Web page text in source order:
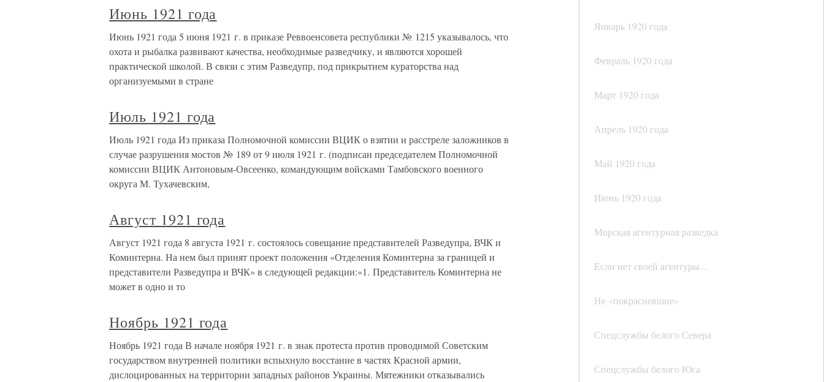
Январь 1920 года
Февраль 1920 года
Март 1920 года
Апрель 1920 года
Май 1920 года
Июнь 1920 года
Морская агентурная разведка
Если нет своей агентуры…
Не «покрасневшие»
Спецслужбы белого Севера
Спецслужбы белого Юга
Июнь 1921 года
Июнь 1921 года 5 июня 1921 г. в приказе Реввоенсовета республики № 1215 указывалось, что
охота и рыбалка развивают качества, необходимые разведчику, и являются хорошей
практической школой. В связи с этим Разведупр, под прикрытием кураторства над
организуемыми в стране
Июль 1921 года
Июль 1921 года Из приказа Полномочной комиссии ВЦИК о взятии и расстреле заложников в
случае разрушения мостов № 189 от 9 июля 1921 г. (подписан председателем Полномочной
комиссии ВЦИК Антоновым-Овсеенко, командующим войсками Тамбовского военного
округа М. Тухачевским,
Август 1921 года
Август 1921 года 8 августа 1921 г. состоялось совещание представителей Разведупра, ВЧК и
Коминтерна. На нем был принят проект положения «Отделения Коминтерна за границей и
представители Разведупра и ВЧК» в следующей редакции:«1. Представитель Коминтерна не
может в одно и то
Ноябрь 1921 года
Ноябрь 1921 года В начале ноября 1921 г. в знак протеста против проводимой Советским
государством внутренней политики вспыхнуло восстание в частях Красной армии,
дислоцированных на территории западных районов Украины. Мятежники отказывались